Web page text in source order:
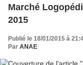
Marché
2015
Publié le 18/01/2015 à
Par ANAE